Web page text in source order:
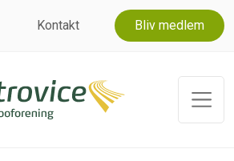
Kontakt Bliv medlem